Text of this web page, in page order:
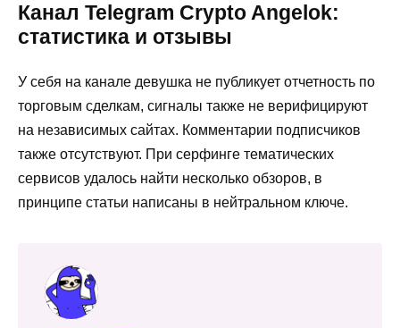
Канал Telegram Crypto Angelok:
статистика и отзывы
У себя на канале девушка не публикует отчетность по
торговым сделкам, сигналы также не верифицируют
на независимых сайтах. Комментарии подписчиков
также отсутствуют. При серфинге тематических
сервисов удалось найти несколько обзоров, в
принципе статьи написаны в нейтральном ключе.